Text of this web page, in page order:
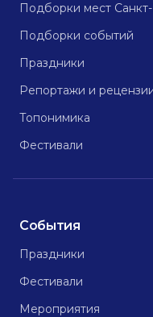
Подборки мест
Подборки событий
Праздники
Репортажи и
Топонимика
Фестивали
События
Праздники
Фестивали
Мероприятия